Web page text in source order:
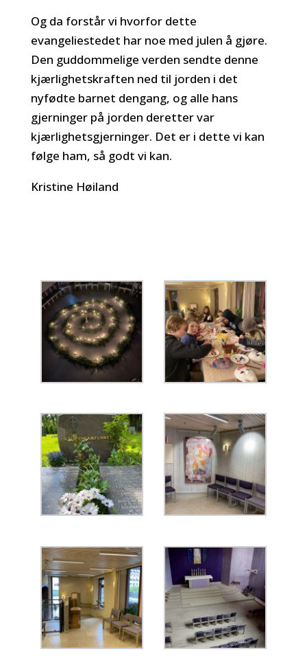
Og da forstår vi hvorfor dette
evangeliestedet har noe med julen å gjøre.
Den guddommelige verden sendte denne
kjærlighetskraften ned til jorden i det
nyfødte barnet dengang, og alle hans
gjerninger på jorden deretter var
kjærlighetsgjerninger. Det er i dette vi kan
følge ham, så godt vi kan.
Kristine Høiland